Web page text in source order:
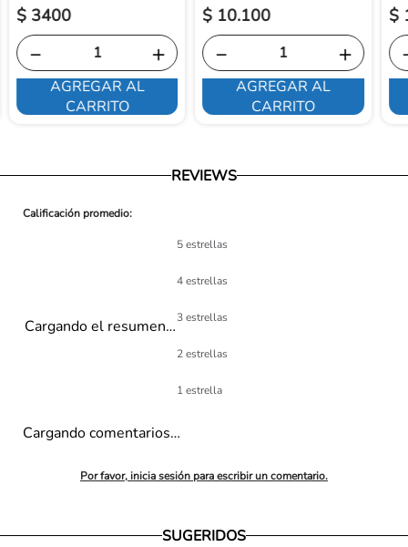
$ 3400
＋
－
AGREGAR AL
CARRITO
$ 10.100
＋
－
AGREGAR AL
CARRITO
$
REVIEWS
Cargando el resumen…
5 estrellas
4 estrellas
3 estrellas
2 estrellas
1 estrella
Por favor, inicia sesión para escribir un comentario.
Cargando comentarios…
SUGERIDOS